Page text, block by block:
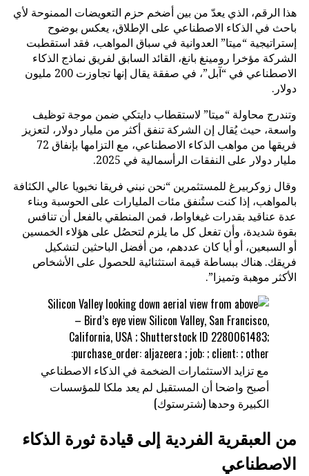
هذا الرقم، الذي يعدّ من بين أضخم حزم التعويضات الممنوحة لأي
باحث في الذكاء الاصطناعي على الإطلاق، يعكس بوضوح
إستراتيجية “ميتا” العدوانية في سباق المواهب، فقد استقطبت
الشركة مؤخرا رومينغ بانغ، القائد السابق لفريق نماذج الذكاء
الاصطناعي في “آبل”، في صفقة يقال إنها تجاوزت 200 مليون
دولار.
وتندرج محاولة “ميتا” لاستقطاب دايتكي ضمن موجة توظيف
واسعة، حيث يُقال إن الشركة تنفق أكثر من مليار دولار، لتعزيز
فريقها من مواهب الذكاء الاصطناعي، مع التزامها بإنفاق 72
مليار دولار على النفقات الرأسمالية في 2025.
وقال زوكربيرغ للمستثمرين “نحن نبني فريقا نخبويا عالي الكثافة
بالمواهب، إذا كنت ستُنفق مئات المليارات على الحوسبة وبناء
عدة عناقيد بقدرات غيغاواط، فمن المنطقي بالفعل أن تنافس
بقوة شديدة، وأن تفعل كل ما يلزم لتحصُل على هؤلاء الخمسين
أو السبعين، أو أيا كان عددهم، من أفضل الباحثين لتشكيل
فريقك. هناك ببساطة قيمة استثنائية للحصول على الأشخاص
الأكثر موهبة وتميزا”.
مع تزايد الاستثمارات الضخمة في الذكاء الاصطناعي
أصبح واضحا أن المستقبل لم يعد ملكا للمؤسسات
الكبيرة وحدها (شترستوك)
من العبقرية الفردية إلى قيادة ثورة الذكاء
الاصطناعي